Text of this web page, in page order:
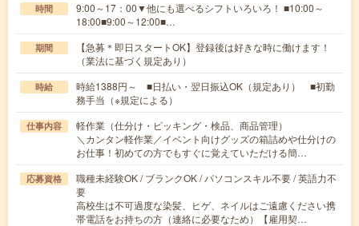
時間
9:00～17：00▼他にも選べるシフトいろいろ！ ■10:00～
18:00■9:00～12:00■…
期間
【急募＊即日スタートOK】登録後は好きな時に働けます！
（業法に基づく規定あり）
時給
時給1388円～ ■日払い・翌日振込OK（規定あり） ■初勤
務手当（※規定による）
仕事内容
軽作業（仕分け・ピッキング・検品、商品管理）
＼カンタン軽作業／イベント向けグッズの箱詰めや仕分けの
お仕事！初めての方でもすぐに覚えていただける簡…
応募資格
職種未経験OK / ブランクOK / パソコンスキル不要 / 英語力不
要
高校生は不可過度な染髪、ヒゲ、ネイルはご遠慮ください携
帯電話をお持ちの方（連絡に必要なため）【雇用契…